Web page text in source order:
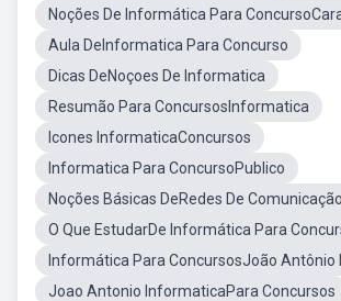
Noções De Informática Para
Aula DeInformatica Para Concurso
Dicas DeNoçoes De Informatica
Resumão Para ConcursosInformatica
Icones InformaticaConcursos
Informatica Para ConcursoPublico
Noções Básicas DeRedes De Comunicação
O Que EstudarDe Informática Para
Informática Para ConcursosJoão Antônio
Joao Antonio InformaticaPara Concursos